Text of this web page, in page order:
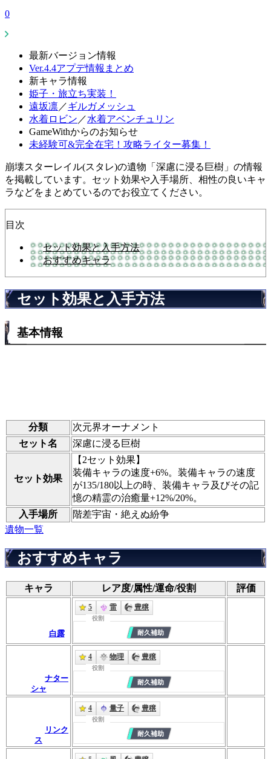
0
最新バージョン情報
Ver.4.4アプデ情報まとめ
新キャラ情報
姫子・旅立ち実装！
遠坂凛／ギルガメッシュ
水着ロビン ／水着アベンチュリン
GameWithからのお知らせ
未経験可&完全在宅！攻略ライター募集！
崩壊スターレイル(スタレ)の遺物「深慮に浸る巨樹」の情報
を掲載しています。セット効果や入手場所、相性の良いキャ
ラなどをまとめているのでお役立てください。
目次
セット効果と入手方法
おすすめキャラ
セット効果と入手方法
基本情報
分類
次元界オーナメント
セット名
深慮に浸る巨樹
セット効果
【2セット効果】
装備キャラの速度+6%。装備キャラの速度
が135/180以上の時、装備キャラ及びその記
憶の精霊の治癒量+12%/20%。
入手場所
階差宇宙・絶えぬ紛争
遺物一覧
おすすめキャラ
キャラ レア度/属性/運命/役割 評価
白露
5 雷 豊穣
役割
ナター
シャ
4 物理 豊穣
役割
リンク
ス
4 量子 豊穣
役割